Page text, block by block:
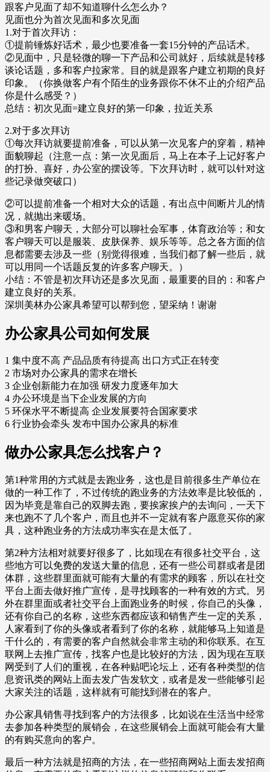
跟客户见面了却不知道聊什么怎么办？
见面也分为首次见面和多次见面
1.对于首次拜访：
①提前锤炼好话术，最少也要准备一套15分钟的产品话术。
②见面中，只是轻微的聊一下产品和公司就好，后续就是转移
谈论话题，多和客户拉家常。目的就是跟客户建立初期的良好
印象。（你换做客户有个陌生的业务跟你不休不止的介绍产品
你是什么感受？）
总结：初次见面=建立良好的第一印象，拉近关系
2.对于多次拜访
①每次拜访就要提前准备，可以从第一次见客户的穿着，精神
面貌聊起（注意一点：第一次见面后，马上在本子上记好客户
的打扮、喜好，办公室的摆设等。下次拜访时，就可以针对这
些记录做突破口）
②可以提前准备一个相对大众的话题，有出点中间断片儿的情
况，就抛出来暖场。
③和男客户聊天，大部分可以聊社会军事，体育政治等；和女
客户聊天可以是服装、皮肤保养、娱乐等等。总之各方面的信
息都需要去涉及一些（别觉得很难，当我们都了解一些后，就
可以用同一个话题反复的许多客户聊天。）
小结：不管是初次拜访还是多次见面，最重要的目的：和客户
建立良好的关系。
深圳美林办公家具希望可以帮到您，望采纳！谢谢
办公家具公司如何发展
1 集中度不高 产品品质有待提高 出口方式正在转变
2 市场对办公家具的需求在增长
3 企业创新能力在加强 研发力度逐年加大
4 办公环境是当下企业发展的方向
5 环保水平不断提高 企业发展要符合国家要求
6 行业协会牵头 发布中国办公家具的标准
做办公家具怎么找客户？
第1种常用的方式就是去跑业务，这也是目前很多生产单位在
做的一种工作了，不过传统的跑业务的方法效率是比较低的，
因为毕竟是靠自己的双脚去跑，要挨家挨户的去询问，一天下
来也跑不了几个客户，而且也并不一定就有客户愿意买你的家
具，这种跑业务的方法成功率实在是太低了。
第2种方法相对就要好很多了，比如现在有很多社交平台，这
些地方可以免费的发送大量的信息，还有一些公司群或者是团
体群，这些群里面就可能有大量的有需求的顾客，所以在社交
平台上面去做好推广宣传，是寻找顾客的一种有效的方式。另
外在群里面或者社交平台上面跑业务的时候，你自己的头像，
还有你自己的名称，这些东西都应该和销售产生一定的关系，
人家看到了你的头像或者看到了你的名称，就能够马上知道是
干什么的，有需要的客户自然就会非常主动的和你联系。在互
联网上去推广宣传，找客户也是比较好的方法，因为现在互联
网受到了人们的重视，在各种贴吧论坛上，还有各种类型的信
息资讯类的网站上面去发广告发软文，或者是发一些能够引起
大家关注的话题，这样就有可能找到潜在的客户。
办公家具销售寻找到客户的方法很多，比如说在生活当中经常
去参加各种类型的展销会，在这些展销会上面就可能会有大量
的有购买意向的客户。
最后一种方法就是招商的方法，在一些招商网站上面去发招商